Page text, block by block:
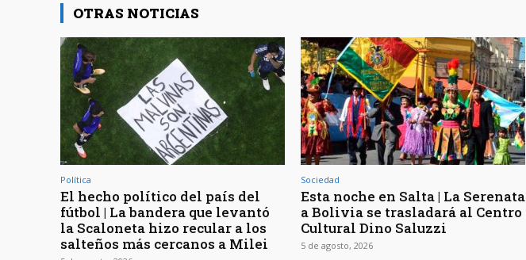
OTRAS NOTICIAS
Política
El hecho político del país del
fútbol | La bandera que levantó
la Scaloneta hizo recular a los
salteños más cercanos a Milei
Sociedad
Esta noche en Salta | La Serenata
a Bolivia se trasladará al Centro
Cultural Dino Saluzzi
5 de agosto, 2026